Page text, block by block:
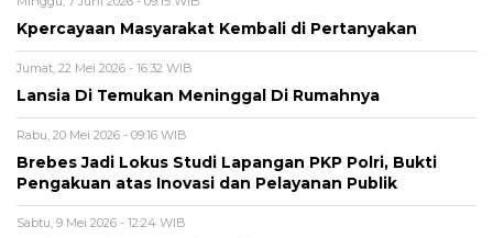
Kpercayaan Masyarakat Kembali di Pertanyakan
Jumat, 22 Mei 2026 - 16:32 WIB
Lansia Di Temukan Meninggal Di Rumahnya
Rabu, 20 Mei 2026 - 09:16 WIB
Brebes Jadi Lokus Studi Lapangan PKP Polri, Bukti
Pengakuan atas Inovasi dan Pelayanan Publik
Sabtu, 9 Mei 2026 - 12:24 WIB